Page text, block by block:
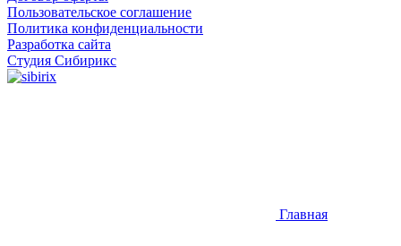
Пользовательское соглашение
Политика конфиденциальности
Разработка сайта
Студия Сибирикс
Главная